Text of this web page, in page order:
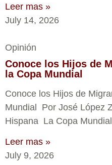
Leer mas »
July 14, 2026
Opinión
Conoce los Hijos de
la Copa Mundial
Conoce los Hijos de
Mundial Por José López
Hispana La Copa
Leer mas »
July 9, 2026